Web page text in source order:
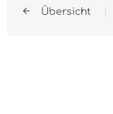
Übersicht